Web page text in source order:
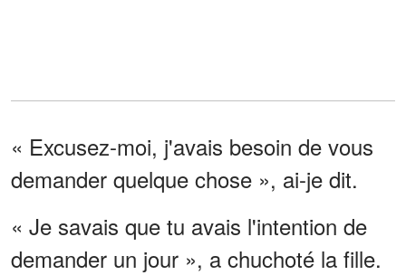
« Excusez-moi, j'avais besoin de vous
demander quelque chose », ai-je dit.
« Je savais que tu avais l'intention de
demander un jour », a chuchoté la fille.